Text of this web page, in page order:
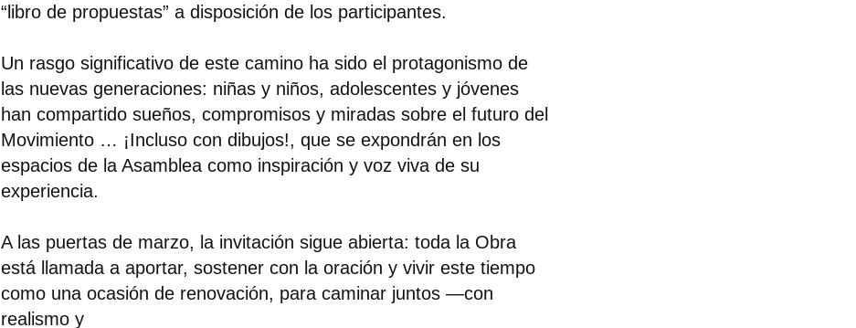
“libro de propuestas” a disposición de los participantes.
Un rasgo significativo de este camino ha sido el protagonismo de
las nuevas generaciones: niñas y niños, adolescentes y jóvenes
han compartido sueños, compromisos y miradas sobre el futuro del
Movimiento … ¡Incluso con dibujos!, que se expondrán en los
espacios de la Asamblea como inspiración y voz viva de su
experiencia.
A las puertas de marzo, la invitación sigue abierta: toda la Obra
está llamada a aportar, sostener con la oración y vivir este tiempo
como una ocasión de renovación, para caminar juntos —con
realismo y